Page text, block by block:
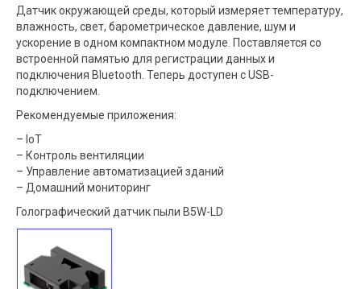
Датчик окружающей среды, который измеряет температуру,
влажность, свет, барометрическое давление, шум и
ускорение в одном компактном модуле. Поставляется со
встроенной памятью для регистрации данных и
подключения Bluetooth. Теперь доступен с USB-
подключением.
Рекомендуемые приложения:
– IoT
– Контроль вентиляции
– Управление автоматизацией зданий
– Домашний мониторинг
Голографический датчик пыли B5W-LD